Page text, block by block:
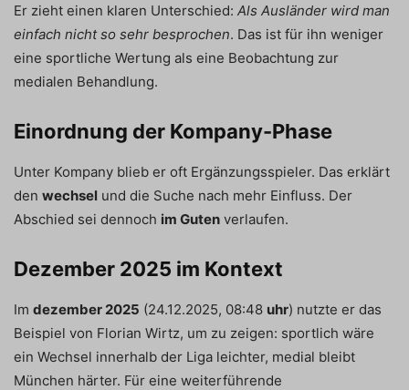
Er zieht einen klaren Unterschied: Als Ausländer wird man
einfach nicht so sehr besprochen. Das ist für ihn weniger
eine sportliche Wertung als eine Beobachtung zur
medialen Behandlung.
Einordnung der Kompany-Phase
Unter Kompany blieb er oft Ergänzungsspieler. Das erklärt
den wechsel und die Suche nach mehr Einfluss. Der
Abschied sei dennoch im Guten verlaufen.
Dezember 2025 im Kontext
Im dezember 2025 (24.12.2025, 08:48 uhr) nutzte er das
Beispiel von Florian Wirtz, um zu zeigen: sportlich wäre
ein Wechsel innerhalb der Liga leichter, medial bleibt
München härter. Für eine weiterführende